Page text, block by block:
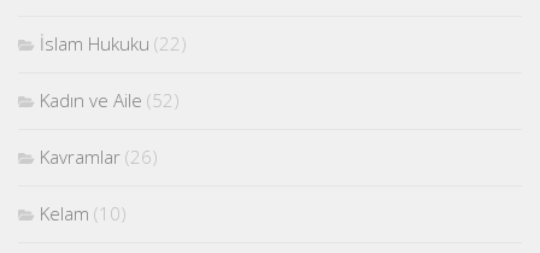
İslam Hukuku (22)
Kadın ve Aile (52)
Kavramlar (26)
Kelam (10)